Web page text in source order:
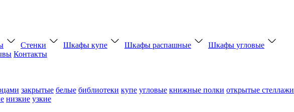
Стенки Шкафы купе Шкафы распашные
Шкафы угловые
Контакты
закрытые белые библиотеки купе угловые книжные полки открытые стеллажи
низкие узкие